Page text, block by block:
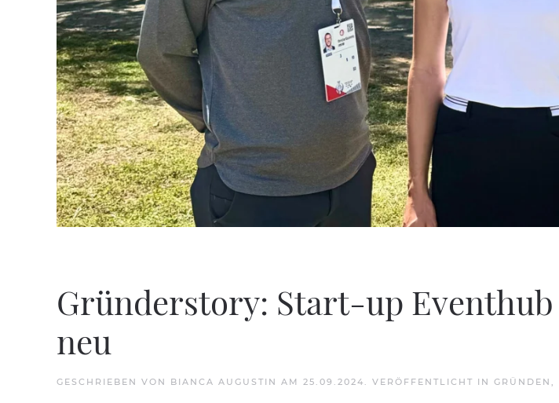
Gründerstory: Start-up
neu
GESCHRIEBEN VON BIANCA AUGUSTIN AM 25.09.2024 . VERÖFFENTLICHT IN GRÜNDEN ,